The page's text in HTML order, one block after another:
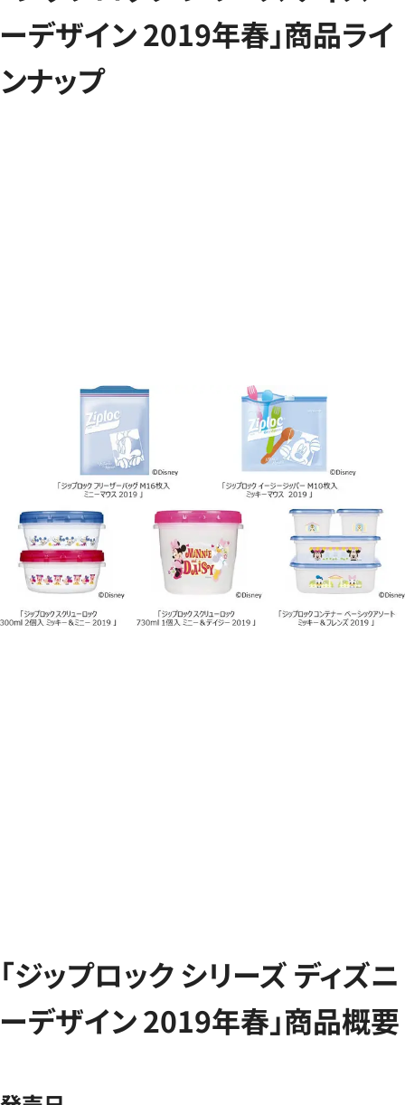
ーデザイン 2019年春」商品ライ
ンナップ
「ジップロック シリーズ ディズニ
ーデザイン 2019年春」商品概要